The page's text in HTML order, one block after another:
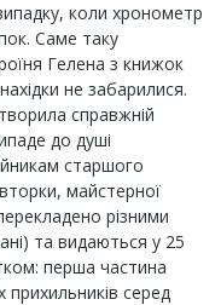
коли хронометр
Саме таку
Гелена з книжок
не забарилися.
справжній
до душі
старшого
майстерної
різними
та видаються у 25
перша частина
прихильників серед